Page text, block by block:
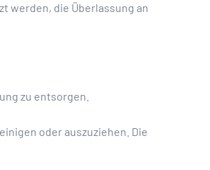
werden, die Überlassung an
zu entsorgen.
oder auszuziehen. Die